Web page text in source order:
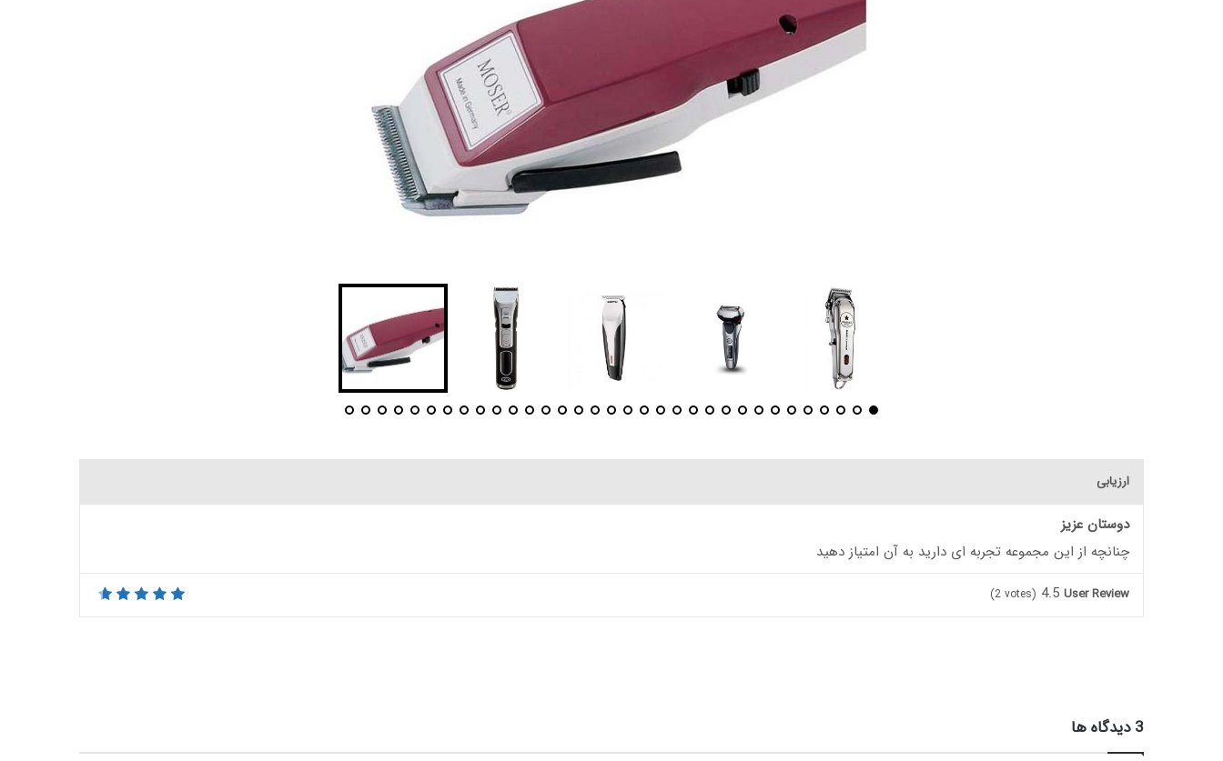
ارزیابی
دوستان عزیز
چنانچه از این مجموعه تجربه ای دارید به آن امتیاز دهید
User Review
4.5
(2 votes)
‫3 دیدگاه ها